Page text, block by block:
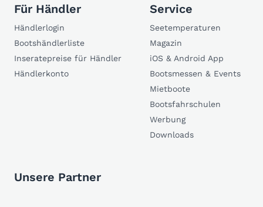
Für Händler
Händlerlogin
Bootshändlerliste
Inseratepreise für Händler
Händlerkonto
Service
Seetemperaturen
Magazin
iOS & Android App
Bootsmessen & Events
Mietboote
Bootsfahrschulen
Werbung
Downloads
Unsere Partner